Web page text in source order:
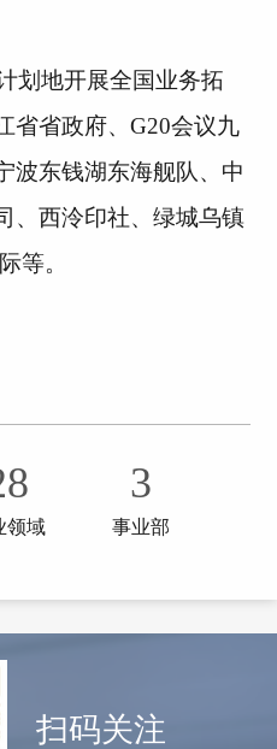
划地开展全国业务拓
省省政府、G20会议九
波东钱湖东海舰队、中
、西泠印社、绿城乌镇
等。
领域
3
事业部
扫码关注